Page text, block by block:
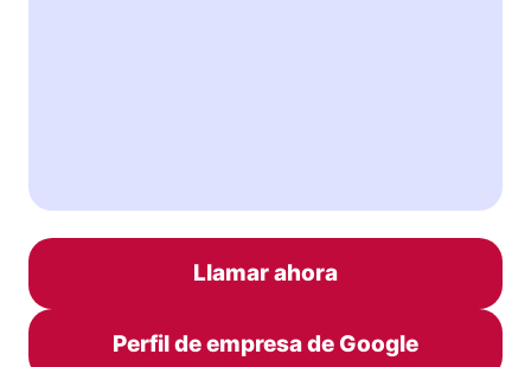
Llamar ahora
Perfil de empresa de Google